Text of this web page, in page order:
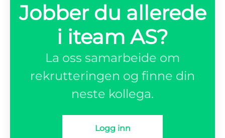
Jobber du allerede
i iteam AS?
La oss samarbeide om
rekrutteringen og finne din
neste kollega.
Logg inn